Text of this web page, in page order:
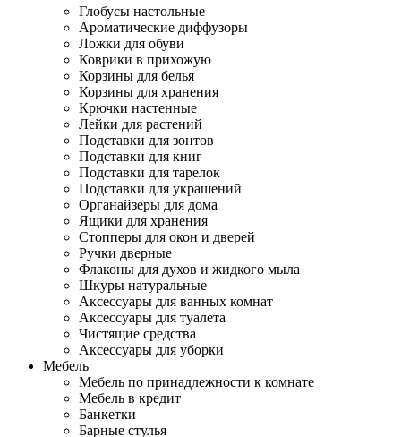
Глобусы настольные
Ароматические диффузоры
Ложки для обуви
Коврики в прихожую
Корзины для белья
Корзины для хранения
Крючки настенные
Лейки для растений
Подставки для зонтов
Подставки для книг
Подставки для тарелок
Подставки для украшений
Органайзеры для дома
Ящики для хранения
Стопперы для окон и дверей
Ручки дверные
Флаконы для духов и жидкого мыла
Шкуры натуральные
Аксессуары для ванных комнат
Аксессуары для туалета
Чистящие средства
Аксессуары для уборки
Мебель
Мебель по принадлежности к комнате
Мебель в кредит
Банкетки
Барные стулья